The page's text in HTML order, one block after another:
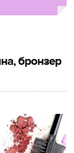
бронзер